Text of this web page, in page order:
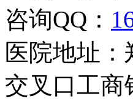
咨询QQ：
医院地址
交叉口工商